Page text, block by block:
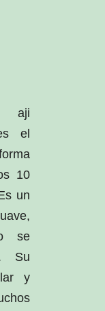
aji
el
10
un
se
Su
y